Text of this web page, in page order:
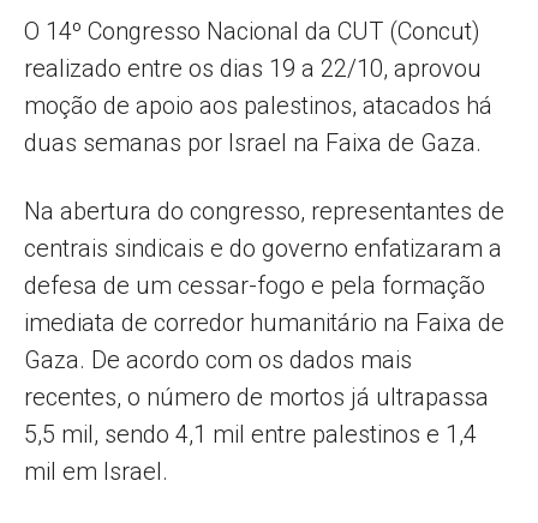
O 14º Congresso Nacional da CUT (Concut)
realizado entre os dias 19 a 22/10, aprovou
moção de apoio aos palestinos, atacados há
duas semanas por Israel na Faixa de Gaza.
Na abertura do congresso, representantes de
centrais sindicais e do governo enfatizaram a
defesa de um cessar-fogo e pela formação
imediata de corredor humanitário na Faixa de
Gaza. De acordo com os dados mais
recentes, o número de mortos já ultrapassa
5,5 mil, sendo 4,1 mil entre palestinos e 1,4
mil em Israel.